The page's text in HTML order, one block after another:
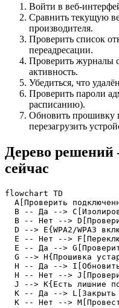
Войти в
Сравнить текущую
производителя.
Проверить список
переадресации.
Проверить журналы
активность.
Убедиться, что
Проверить пароли
расписанию).
Обновить прошивку
перезагрузить
Дерево решений
сейчас
flowchart TD
A[Проверить
B -- Да -->
B -- Нет -->
D --> E{WPA2/WPA3
E -- Нет -->
E -- Да -->
G --> H{Прошивка
H -- Да -->
H -- Нет -->
J --> K{Есть лишние
K -- Да --> L[Закрыть
K -- Нет -->